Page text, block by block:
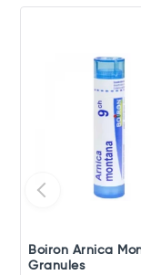
Boiron Arnica
Granules